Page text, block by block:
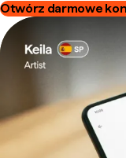
Otwórz darmowe